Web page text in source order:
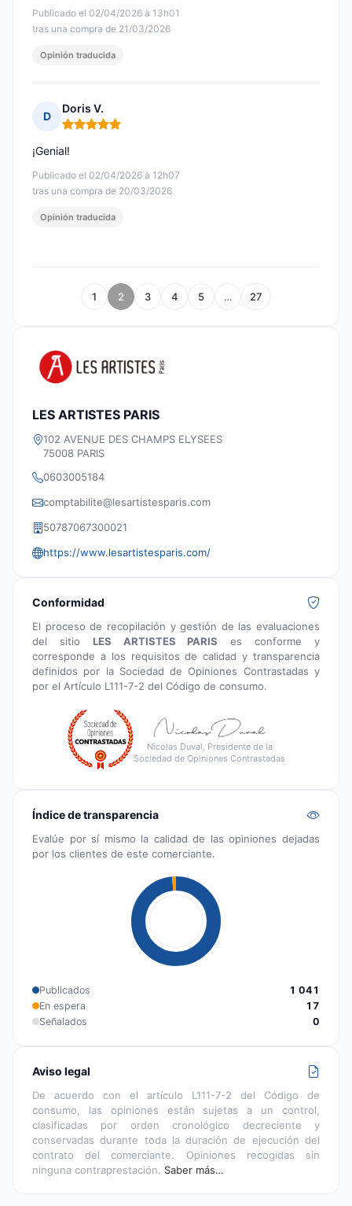
Publicado el 02/04/2026 à 13h01
tras una compra de 21/03/2026
Opinión traducida
D
Doris V.
Nota: 5 de 5
Publicado el 02/04/2026 à 12h07
tras una compra de 20/03/2026
¡Genial!
Opinión traducida
1 2 3 4 5 … 27
LES ARTISTES PARIS
102 AVENUE DES CHAMPS ELYSEES
75008 PARIS
0603005184
comptabilite@lesartistesparis.com
50787067300021
https://www.lesartistesparis.com/
Conformidad
El proceso de recopilación y gestión de las evaluaciones
del sitio LES ARTISTES PARIS es conforme y
corresponde a los requisitos de calidad y transparencia
definidos por la Sociedad de Opiniones Contrastadas y
por el Artículo L111-7-2 del Código de consumo.
Nicolas Duval, Presidente de la
Sociedad de Opiniones Contrastadas
Índice de transparencia
Evalúe por sí mismo la calidad de las opiniones dejadas
por los clientes de este comerciante.
Publicados
1 041
En espera
17
Señalados
0
Aviso legal
De acuerdo con el artículo L111-7-2 del Código de
consumo, las opiniones están sujetas a un control,
clasificadas por orden cronológico decreciente y
conservadas durante toda la duración de ejecución del
contrato del comerciante. Opiniones recogidas sin
ninguna contraprestación. Saber más…